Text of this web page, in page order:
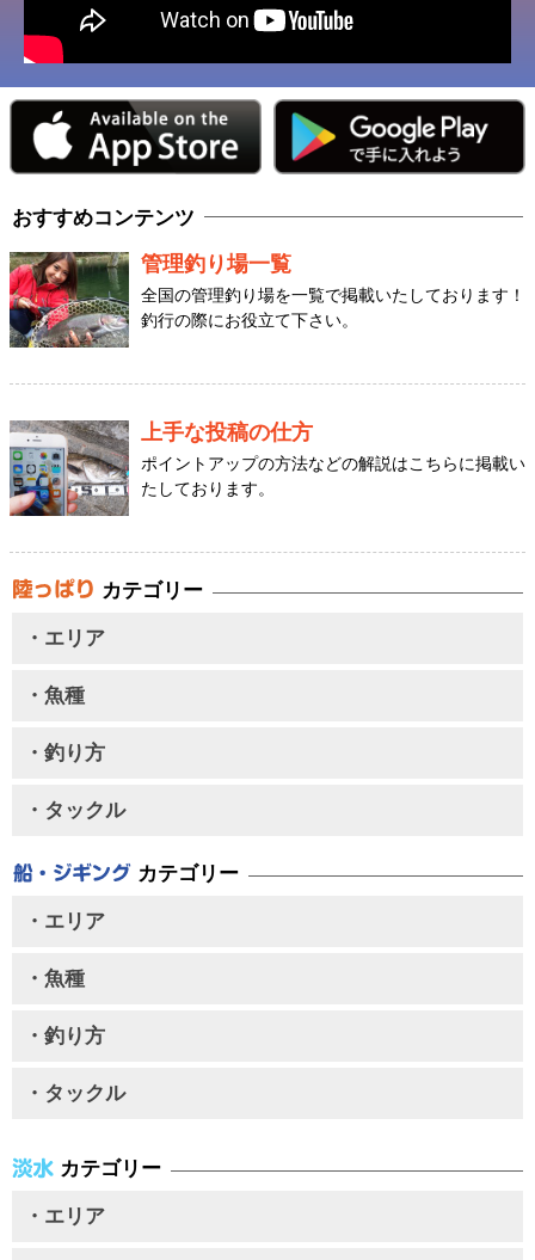
おすすめコンテンツ
管理釣り場一覧
全国の管理釣り場を一覧で掲載いたしております！
釣行の際にお役立て下さい。
上手な投稿の仕方
ポイントアップの方法などの解説はこちらに掲載い
たしております。
カテゴリー
・エリア
・魚種
・釣り方
・タックル
カテゴリー
・エリア
・魚種
・釣り方
・タックル
カテゴリー
・エリア